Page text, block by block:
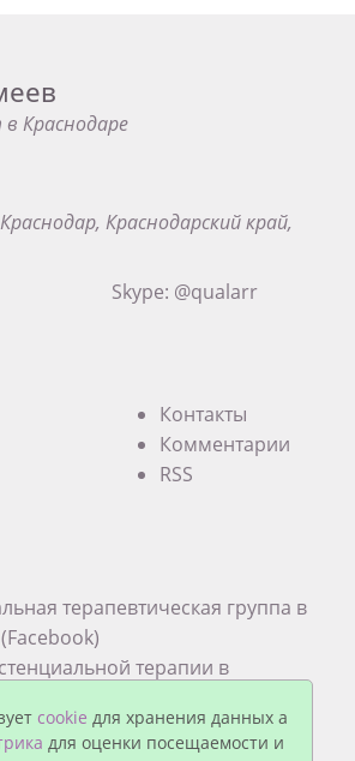
Краснодаре
Краснодарский край,
Skype: @qualarr
Контакты
Комментарии
RSS
терапевтическая группа в
терапии в
cookie для хранения данных а
для оценки посещаемости и